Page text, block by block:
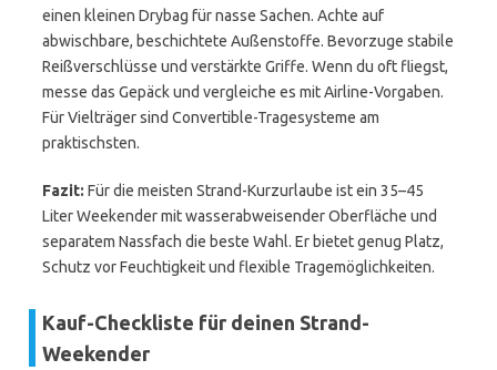
einen kleinen Drybag für nasse Sachen. Achte auf
abwischbare, beschichtete Außenstoffe. Bevorzuge stabile
Reißverschlüsse und verstärkte Griffe. Wenn du oft fliegst,
messe das Gepäck und vergleiche es mit Airline-Vorgaben.
Für Vielträger sind Convertible-Tragesysteme am
praktischsten.
Fazit: Für die meisten Strand-Kurzurlaube ist ein 35–45
Liter Weekender mit wasserabweisender Oberfläche und
separatem Nassfach die beste Wahl. Er bietet genug Platz,
Schutz vor Feuchtigkeit und flexible Tragemöglichkeiten.
Kauf-Checkliste für deinen Strand-
Weekender